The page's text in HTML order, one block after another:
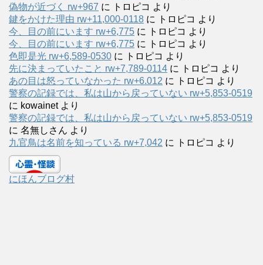
偽物が近づく rw+967 に トロピコ より
鍵をかけた理由 rw+11,000-0118 に トロピコ より
今、目の前にいます rw+6,775 に トロピコ より
今、目の前にいます rw+6,775 に トロピコ より
色即是光 rw+6,589-0530 に トロピコ より
先に決まっていたこと rw+7,789-0114 に トロピコ より
あの目は怒っていなかった rw+6.012 に トロピコ より
警察の記録では、私は山から戻っていない rw+5,853-0519
に kowainetより
警察の記録では、私は山から戻っていない rw+5,853-0519
に 名無しさん より
九官鳥は名前を知っている rw+7,042 に トロピコ より
にほんブログ村